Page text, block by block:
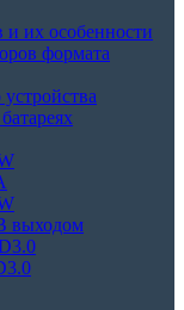
и их особенности
формата
выходом